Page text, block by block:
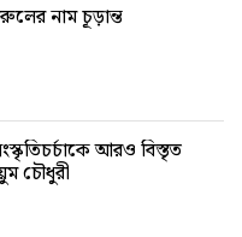
নাম চূড়ান্ত
আরও বিস্তৃত
চৌধুরী